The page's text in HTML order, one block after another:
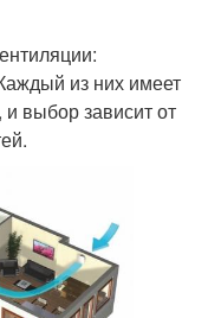
из них имеет
выбор зависит от